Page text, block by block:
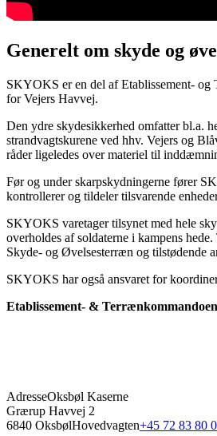
Generelt om skyde og
SKYOKS er en del af Etablissement- og
for Vejers Havvej.
Den ydre skydesikkerhed omfatter bl.a.
strandvagtskurene ved hhv. Vejers og
råder ligeledes over materiel til
Før og under skarpskydningerne fører
kontrollerer og tildeler tilsvarende
SKYOKS varetager tilsynet med hele
overholdes af soldaterne i kampens
Skyde- og Øvelsesterræn og tilstødende
SKYOKS har også ansvaret for
Etablissement- &
AdresseOksbøl Kaserne
Grærup Havvej 2
6840 OksbølHovedvagten+45 72 83 80